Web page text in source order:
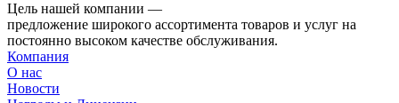
Цель нашей компании —
предложение широкого ассортимента товаров и услуг на
постоянно высоком качестве обслуживания.
Компания
О нас
Новости